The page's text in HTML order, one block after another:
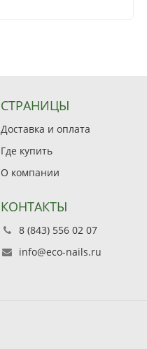
СТРАНИЦЫ
Доставка и оплата
Где купить
О компании
КОНТАКТЫ
8 (843) 556 02 07
info@eco-nails.ru